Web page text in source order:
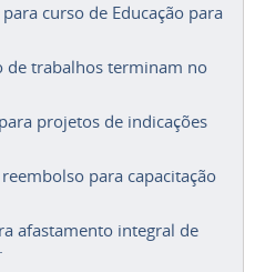
curso de Educação para
de trabalhos terminam no
projetos de indicações
para capacitação
afastamento integral de